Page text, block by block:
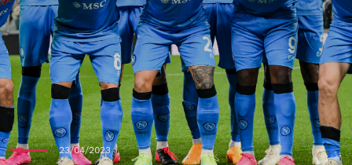
23/04/2023